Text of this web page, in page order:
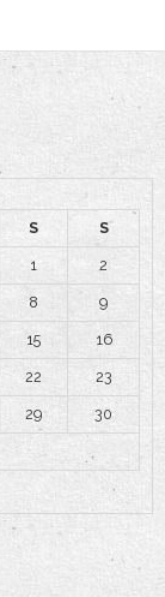
S S
1 2
8 9
15 16
22 23
29 30